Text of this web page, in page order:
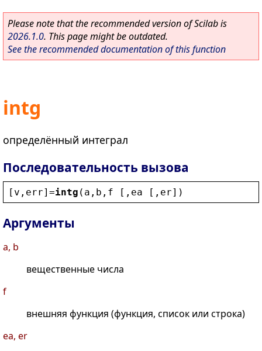
Please note that the recommended version of Scilab is
2026.1.0. This page might be outdated.
See the recommended documentation of this function
intg
определённый интеграл
Последовательность вызова
[ v , err]=intg ( a , b , f [, ea [, er])
Аргументы
a, b
вещественные числа
f
внешняя функция (функция, список или строка)
ea, er